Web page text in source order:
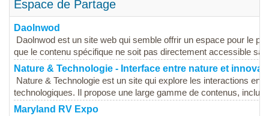
Espace de Partage
Daolnwod
Daolnwod est un site web qui semble offrir un espace pour le
que le contenu spécifique ne soit pas directement accessible
Nature & Technologie - Interface entre nature et
Nature & Technologie est un site qui explore les interactions
technologiques. Il propose une large gamme de contenus,
Maryland RV Expo